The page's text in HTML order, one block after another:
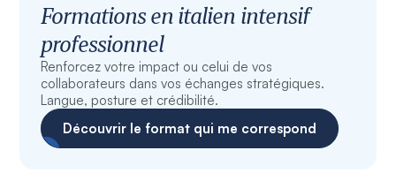
Formations en italien intensif
professionnel
Renforcez votre impact ou celui de vos
collaborateurs dans vos échanges stratégiques.
Langue, posture et crédibilité.
Découvrir le format qui me correspond